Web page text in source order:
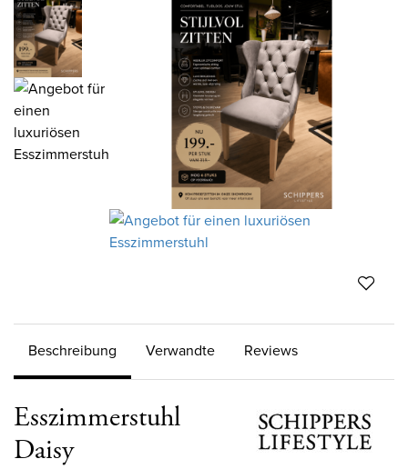
Beschreibung Verwandte Reviews
Esszimmerstuhl
Daisy